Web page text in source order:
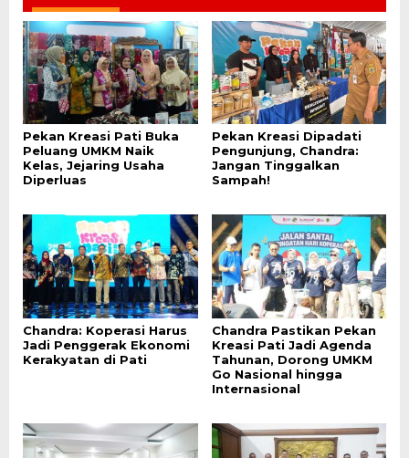
Pekan Kreasi Pati Buka
Peluang UMKM Naik
Kelas, Jejaring Usaha
Diperluas
Pekan Kreasi Dipadati
Pengunjung, Chandra:
Jangan Tinggalkan
Sampah!
Chandra: Koperasi Harus
Jadi Penggerak Ekonomi
Kerakyatan di Pati
Chandra Pastikan Pekan
Kreasi Pati Jadi Agenda
Tahunan, Dorong UMKM
Go Nasional hingga
Internasional